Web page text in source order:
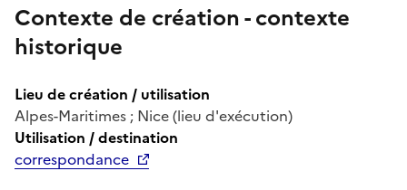
Contexte de création - contexte
historique
Lieu de création / utilisation
Alpes-Maritimes ; Nice (lieu d'exécution)
Utilisation / destination
correspondance